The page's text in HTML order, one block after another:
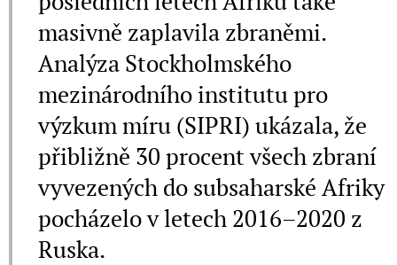
masivně zaplavila zbraněmi.
Analýza Stockholmského
mezinárodního institutu pro
výzkum míru (SIPRI) ukázala, že
přibližně 30 procent všech zbraní
vyvezených do subsaharské Afriky
pocházelo v letech 2016–2020 z
Ruska.